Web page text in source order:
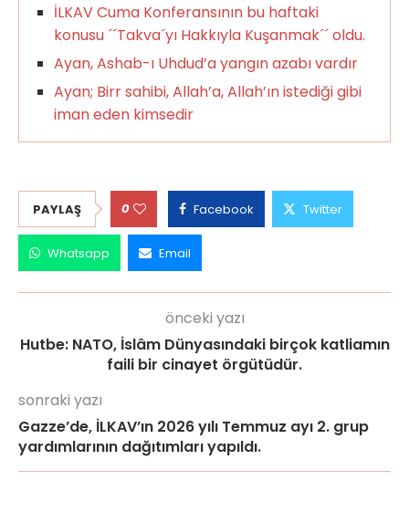
İLKAV Cuma Konferansının bu haftaki
konusu ´´Takva´yı Hakkıyla Kuşanmak´´ oldu.
Ayan, Ashab-ı Uhdud’a yangın azabı vardır
Ayan; Birr sahibi, Allah’a, Allah’ın istediği gibi
iman eden kimsedir
PAYLAŞ 0 Facebook Twitter
Whatsapp Email
önceki yazı
Hutbe: NATO, İslâm Dünyasındaki birçok katliamın
faili bir cinayet örgütüdür.
sonraki yazı
Gazze’de, İLKAV’ın 2026 yılı Temmuz ayı 2. grup
yardımlarının dağıtımları yapıldı.